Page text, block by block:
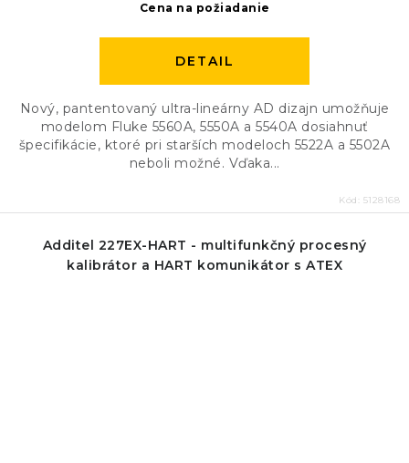
Cena na požiadanie
DETAIL
Nový, pantentovaný ultra-lineárny AD dizajn umožňuje
modelom Fluke 5560A, 5550A a 5540A dosiahnuť
špecifikácie, ktoré pri starších modeloch 5522A a 5502A
neboli možné. Vďaka...
Kód: 5128168
Additel 227EX-HART - multifunkčný procesný
kalibrátor a HART komunikátor s ATEX